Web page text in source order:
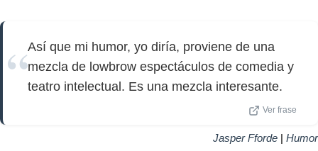
Así que mi humor, yo diría, proviene de una
mezcla de lowbrow espectáculos de comedia y
teatro intelectual. Es una mezcla interesante.
Ver frase
Jasper Fforde | Humor